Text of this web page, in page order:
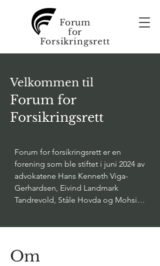
Forum
for
Forsikringsrett
Velkommen til
Forum for
Forsikringsrett
Forum for forsikringsrett er en
forening som ble stiftet i juni 2024 av
advokatene Hans Kenneth Viga-
Gerhardsen, Eivind Landmark
Tandrevold, Ståle Hovda og Mohsin
Foreningen er en uavhengig
Om